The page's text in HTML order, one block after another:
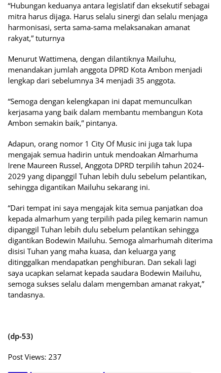
“Hubungan keduanya antara legislatif dan eksekutif sebagai
mitra harus dijaga. Harus selalu sinergi dan selalu menjaga
harmonisasi, serta sama-sama melaksanakan amanat
rakyat,” tuturnya
Menurut Wattimena, dengan dilantiknya Mailuhu,
menandakan jumlah anggota DPRD Kota Ambon menjadi
lengkap dari sebelumnya 34 menjadi 35 anggota.
“Semoga dengan kelengkapan ini dapat memunculkan
kerjasama yang baik dalam membantu membangun Kota
Ambon semakin baik,” pintanya.
Adapun, orang nomor 1 City Of Music ini juga tak lupa
mengajak semua hadirin untuk mendoakan Almarhuma
Irene Maureen Russel, Anggota DPRD terpilih tahun 2024-
2029 yang dipanggil Tuhan lebih dulu sebelum pelantikan,
sehingga digantikan Mailuhu sekarang ini.
“Dari tempat ini saya mengajak kita semua panjatkan doa
kepada almarhum yang terpilih pada pileg kemarin namun
dipanggil Tuhan lebih dulu sebelum pelantikan sehingga
digantikan Bodewin Mailuhu. Semoga almarhumah diterima
disisi Tuhan yang maha kuasa, dan keluarga yang
ditinggalkan mendapatkan penghiburan. Dan sekali lagi
saya ucapkan selamat kepada saudara Bodewin Mailuhu,
semoga sukses selalu dalam mengemban amanat rakyat,”
tandasnya.
(dp-53)
Post Views: 237